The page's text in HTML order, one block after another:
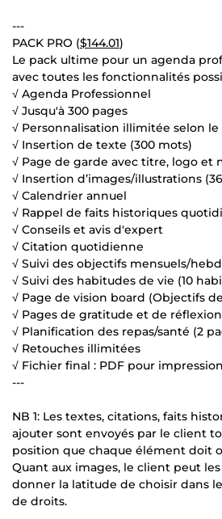
---
PACK PRO ($144.01)
Le pack ultime pour un agenda
avec toutes les fonctionnalités
√ Agenda Professionnel
√ Jusqu'à 300 pages
√ Personnalisation illimitée selon
√ Insertion de texte (300 mots)
√ Page de garde avec titre, logo et
√ Insertion d’images/illustrations
√ Calendrier annuel
√ Rappel de faits historiques
√ Conseils et avis d'expert
√ Citation quotidienne
√ Suivi des objectifs mensuels/
√ Suivi des habitudes de vie (10
√ Page de vision board (Objectifs
√ Pages de gratitude et de
√ Planification des repas/santé (2
√ Retouches illimitées
√ Fichier final : PDF pour impression
---
NB 1: Les textes, citations, faits
ajouter sont envoyés par le client
position que chaque élément doit
Quant aux images, le client peut
donner la latitude de choisir dans
de droits.